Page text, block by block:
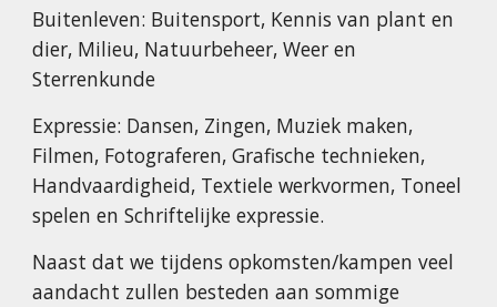
Buitenleven: Buitensport, Kennis van plant en
dier, Milieu, Natuurbeheer, Weer en
Sterrenkunde
Expressie: Dansen, Zingen, Muziek maken,
Filmen, Fotograferen, Grafische technieken,
Handvaardigheid, Textiele werkvormen, Toneel
spelen en Schriftelijke expressie.
Naast dat we tijdens opkomsten/kampen veel
aandacht zullen besteden aan sommige